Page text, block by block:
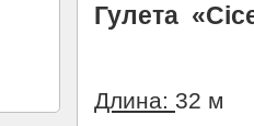
Гулета
Длина: 32 м